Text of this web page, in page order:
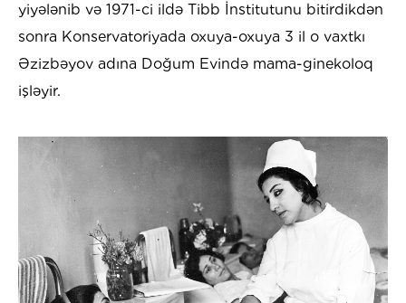
yiyələnib və 1971-ci ildə Tibb İnstitutunu bitirdikdən
sonra Konservatoriyada oxuya-oxuya 3 il o vaxtkı
Əzizbəyov adına Doğum Evində mama-ginekoloq
işləyir.